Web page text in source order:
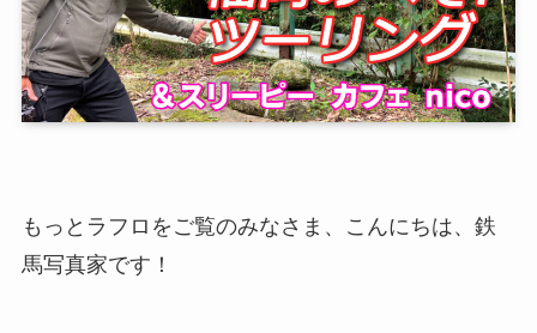
もっとラフロをご覧のみなさま、こんにちは、鉄
馬写真家です！